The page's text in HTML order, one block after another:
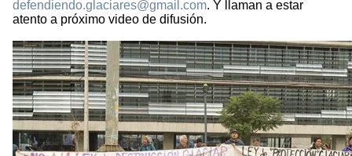
defendiendo.glaciares@gmail.com. Y llaman a estar
atento a próximo video de difusión.